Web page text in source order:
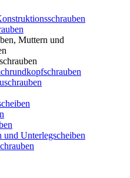
Muttern und
und Unterlegscheiben